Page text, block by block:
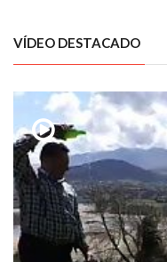
VÍDEO DESTACADO